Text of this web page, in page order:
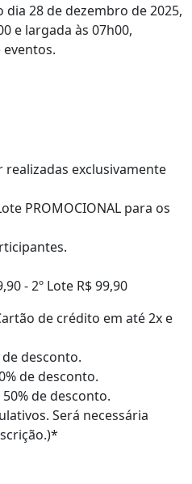
28 de dezembro de 2025,
e largada às 07h00,
realizadas exclusivamente
PROMOCIONAL para os
-2º Lote R$ 99,90
de crédito em até 2x e
de desconto.
de desconto.
de desconto.
Será necessária